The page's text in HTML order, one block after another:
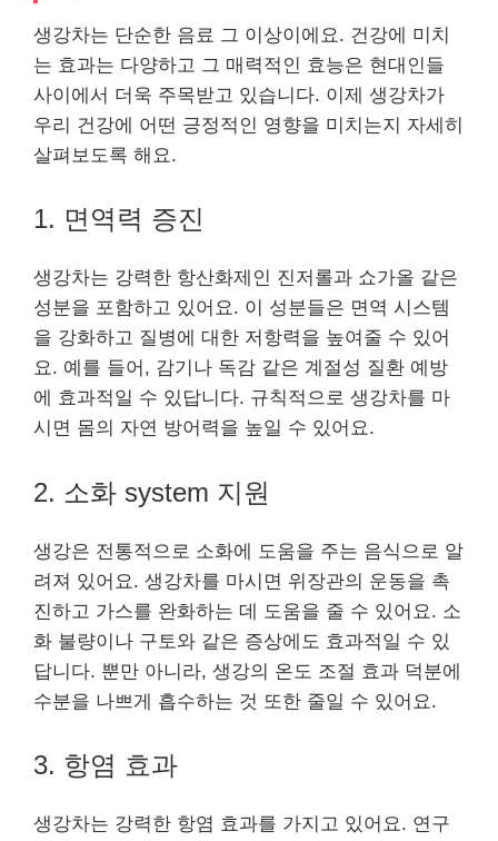
생강차는 단순한 음료 그 이상이에요. 건강에 미치
는 효과는 다양하고 그 매력적인 효능은 현대인들
사이에서 더욱 주목받고 있습니다. 이제 생강차가
우리 건강에 어떤 긍정적인 영향을 미치는지 자세히
살펴보도록 해요.
1. 면역력 증진
생강차는 강력한 항산화제인 진저롤과 쇼가올 같은
성분을 포함하고 있어요. 이 성분들은 면역 시스템
을 강화하고 질병에 대한 저항력을 높여줄 수 있어
요. 예를 들어, 감기나 독감 같은 계절성 질환 예방
에 효과적일 수 있답니다. 규칙적으로 생강차를 마
시면 몸의 자연 방어력을 높일 수 있어요.
2. 소화 system 지원
생강은 전통적으로 소화에 도움을 주는 음식으로 알
려져 있어요. 생강차를 마시면 위장관의 운동을 촉
진하고 가스를 완화하는 데 도움을 줄 수 있어요. 소
화 불량이나 구토와 같은 증상에도 효과적일 수 있
답니다. 뿐만 아니라, 생강의 온도 조절 효과 덕분에
수분을 나쁘게 흡수하는 것 또한 줄일 수 있어요.
3. 항염 효과
생강차는 강력한 항염 효과를 가지고 있어요. 연구